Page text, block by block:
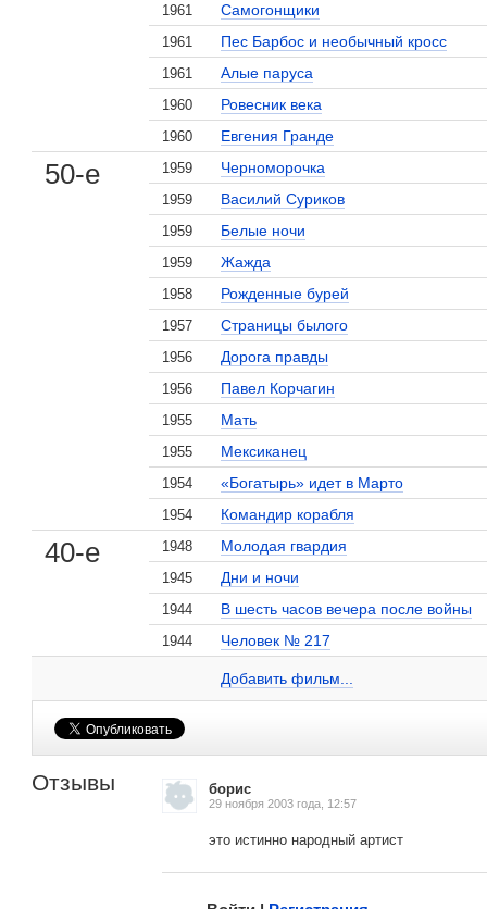
1961 Самогонщики
1961 Пес Барбос и необычный кросс
1961 Алые паруса
1960 Ровесник века
1960 Евгения Гранде
50-е 1959 Черноморочка
1959 Василий Суриков
1959 Белые ночи
1959 Жажда
1958 Рожденные бурей
1957 Страницы былого
1956 Дорога правды
1956 Павел Корчагин
1955 Мать
1955 Мексиканец
1954 «Богатырь» идет в Марто
1954 Командир корабля
40-е 1948 Молодая гвардия
1945 Дни и ночи
1944 В шесть часов вечера после войны
1944 Человек № 217
Добавить фильм...
1963 Когда казаки плачут
Добавить фильм...
Кавказская пленница,
приключения Шурика
Евгений Моргунов на сайте Кино-Театр.ru
Отзывы борис
29 ноября 2003 года, 12:57
это истинно народный артист
, поделитесь своим мнением
Малосодержательные и грубые отзывы нещадно